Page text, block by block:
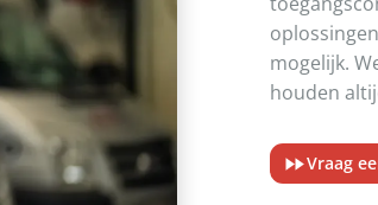
mogelijk.
houden
Vraag